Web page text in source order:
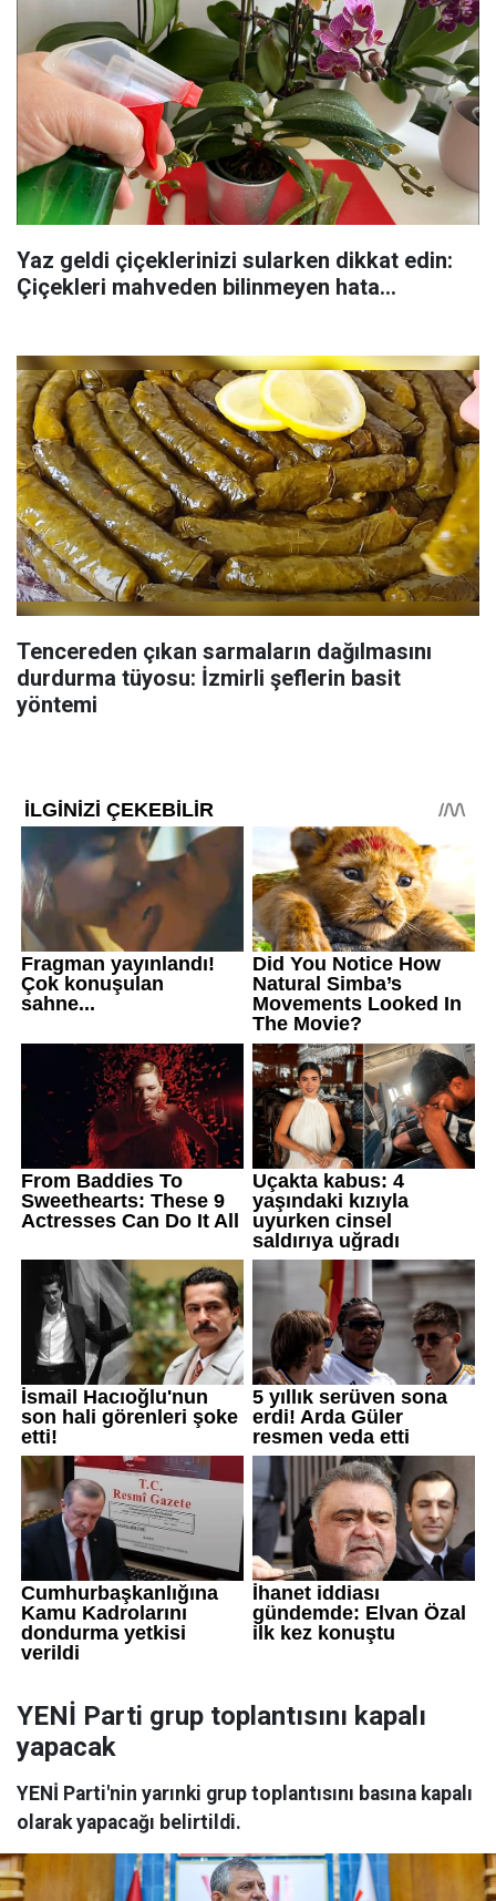
Yaz geldi çiçeklerinizi sularken dikkat edin:
Çiçekleri mahveden bilinmeyen hata...
Tencereden çıkan sarmaların dağılmasını
durdurma tüyosu: İzmirli şeflerin basit
yöntemi
YENİ Parti grup toplantısını kapalı
yapacak
YENİ Parti'nin yarınki grup toplantısını basına kapalı
olarak yapacağı belirtildi.